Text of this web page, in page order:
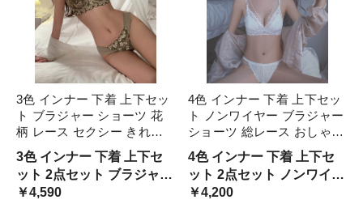
3色 インナー 下着 上下セッ
ト ブラジャー ショーツ 花
柄 レース セクシー きれい
め 見せる下着 ホワイト 白
グリーン 緑 ブラック 黒 ワ
イヤー ストラップ 2カップ
V字型 小胸 1
3色 インナー 下着 上下セ
ット 2点セット ブラジャー
ショーツ 花柄 レース セク
￥4,590
4色 インナー 下着 上下セッ
ト ノンワイヤー ブラジャー
ショーツ 総レース おしゃれ
セクシー 個性的 見せる下着
盛れる 谷間 ホワイト 白 ブ
ラック 黒 キャラメル 茶色
花柄 グレーブルー
4色 インナー 下着 上下セ
ット 2点セット ノンワイヤ
ー ブラジャー ショーツ 総
￥4,200